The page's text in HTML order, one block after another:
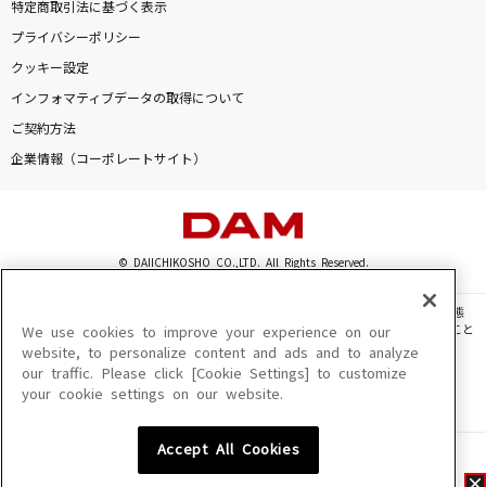
特定商取引法に基づく表示
プライバシーポリシー
クッキー設定
インフォマティブデータの取得について
ご契約方法
企業情報（コーポレートサイト）
© DAIICHIKOSHO CO.,LTD. All Rights Reserved.
このサイトに掲載されている一切の文章・画像・写真・動画・音声等を、手段や形態
を問わず、著作権法の定める範囲を超えて無断で複製、転載、ファイル化などすること
を禁じます。
楽曲及びコンテンツは、機種によりご利用いただけない場合があります。
楽曲及びコンテンツの配信日、配信内容が変更になる場合があります。
We use cookies to improve your experience on our
website, to personalize content and ads and to analyze
our traffic. Please click [Cookie Settings] to customize
your cookie settings on our website.
Accept All Cookies